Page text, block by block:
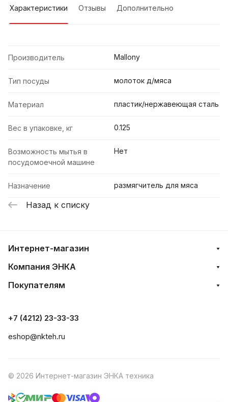
Характеристики Отзывы Дополнительно
Производитель Mallony
Тип посуды молоток д/мяса
Материал пластик/нержавеющая сталь
Вес в упаковке, кг 0.125
Возможность мытья в
посудомоечной машине
Нет
Назначение размягчитель для мяса
Назад к списку
Интернет-магазин
Компания ЭНКА
Покупателям
+7 (4212) 23-33-33
eshop@nkteh.ru
© 2026 Интернет-магазин ЭНКА техника